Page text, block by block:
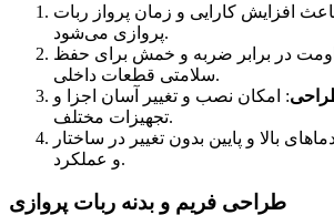
افزایش کارایی و زمان پرواز ربات
پروازی می‌شود.
در برابر ضربه و خمش برای حفظ
سلامتی قطعات داخلی.
: امکان نصب و تغییر آسان اجزا و
تجهیزات مختلف.
بالا و پایین بدون تغییر در ساختار
و عملکرد.
طراحی فریم و بدنه ربات پروازی